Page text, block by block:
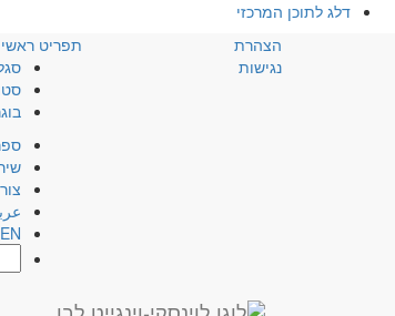
דלג לתוכן המרכזי
הצהרת
נגישות
תפריט ראשי
EN